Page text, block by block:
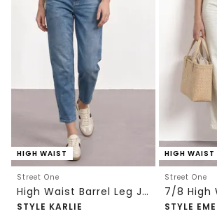
HIGH WAIST
Street One
High Waist Barrel Leg Jeans im Loose Fit
STYLE KARLIE
HIGH WAIST
Street One
STYLE